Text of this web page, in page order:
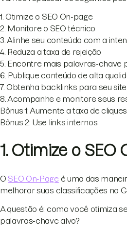
1. Otimize o SEO On-page
2. Monitore o SEO técnico
3. Alinhe seu conteúdo com a
4. Reduza a taxa de rejeição
5. Encontre mais palavras-chave
6. Publique conteúdo de alta
7. Obtenha backlinks para seu site
8. Acompanhe e monitore seus
Bônus 1: Aumente a taxa de cliques
Bônus 2: Use links internos
1. Otimize o SEO
O SEO On-Page é uma das
melhorar suas classificações no
A questão é: como você otimiza
palavras-chave alvo?